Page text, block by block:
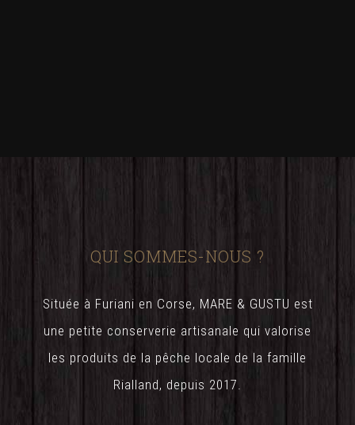
QUI SOMMES-NOUS ?
Située à Furiani en Corse, MARE & GUSTU est
une petite conserverie artisanale qui valorise
les produits de la pêche locale de la famille
Rialland, depuis 2017.